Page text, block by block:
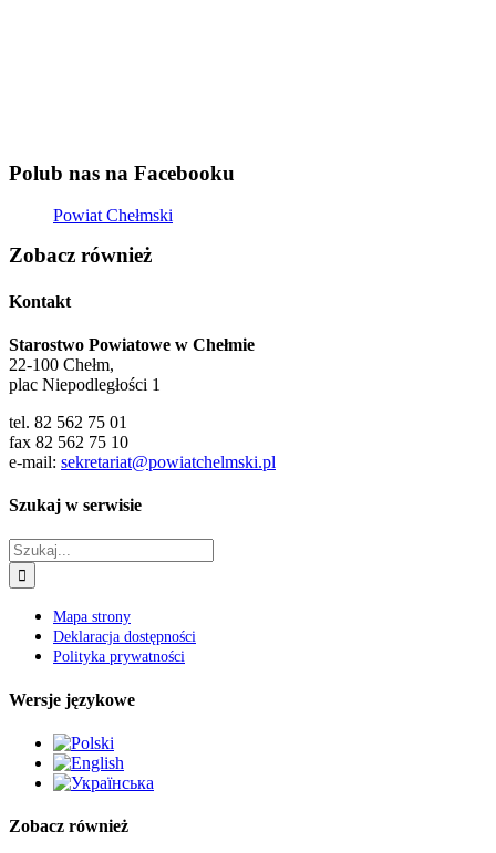
Polub nas na Facebooku
Powiat Chełmski
Zobacz również
Kontakt
Starostwo Powiatowe w Chełmie
22-100 Chełm,
plac Niepodległości 1
tel. 82 562 75 01
fax 82 562 75 10
e-mail: sekretariat@powiatchelmski.pl
Szukaj w serwisie
Szukaj
Mapa strony
Deklaracja dostępności
Polityka prywatności
Wersje językowe
Zobacz również